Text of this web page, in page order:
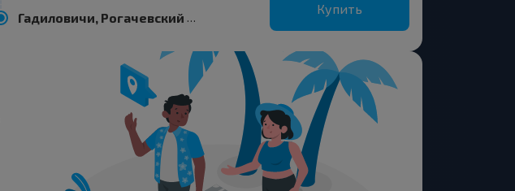
Гадиловичи, Рогачевский р-н ГОМЕЛЬСКАЯ ОБЛ.
Купить